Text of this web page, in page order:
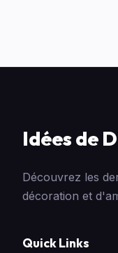
Idées de
Découvrez les
décoration et
Quick Links